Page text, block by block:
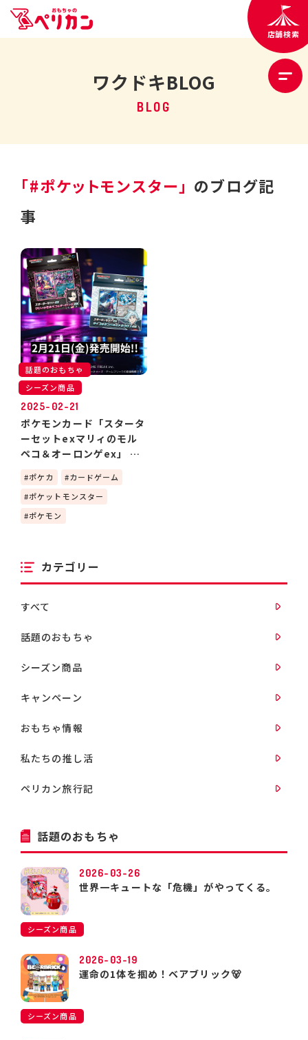
店舗検索
ワクドキBLOG
BLOG
「#ポケットモンスター」 のブログ記
事
話題のおもちゃ
シーズン商品
2025-02-21
ポケモンカード「スタータ
ーセットexマリィのモル
ペコ＆オーロンゲex」 ＆
「スターターセットex ダ
イゴのダンバル＆メタグロ
スex」
ポケカ
カードゲーム
ポケットモンスター
ポケモン
カテゴリー
すべて
話題のおもちゃ
シーズン商品
キャンペーン
おもちゃ情報
私たちの推し活
ペリカン旅行記
話題のおもちゃ
2026-03-26
世界一キュートな「危機」がやってくる。
シーズン商品
2026-03-19
運命の1体を掴め！ベアブリック🐻
シーズン商品